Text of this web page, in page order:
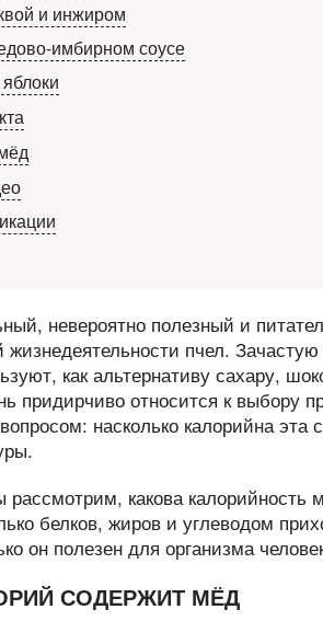
и инжиром
имбирном соусе
невероятно полезный и
жизнедеятельности пчел.
как альтернативу сахару,
придирчиво относится к выбору
насколько калорийна
какова калорийность
белков, жиров и углеводом
он полезен для организма
СОДЕРЖИТ МЁД